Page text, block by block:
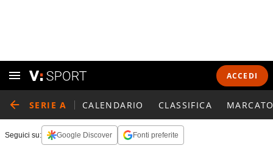
ACCEDI
SERIE A CALENDARIO CLASSIFICA
Seguici su: Google Discover Fonti preferite